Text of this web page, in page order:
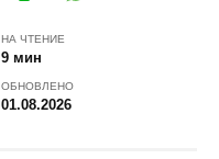
НА ЧТЕНИЕ
9 мин
ОБНОВЛЕНО
01.08.2026